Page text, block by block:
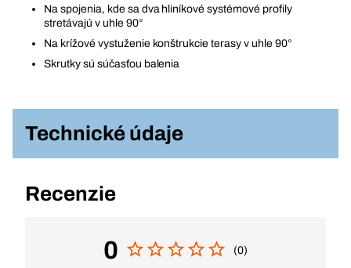
Na spojenia, kde sa dva hliníkové systémové profily
stretávajú v uhle 90°
Na krížové vystuženie konštrukcie terasy v uhle 90°
Skrutky sú súčasťou balenia
Technické údaje
Recenzie
0 (0)